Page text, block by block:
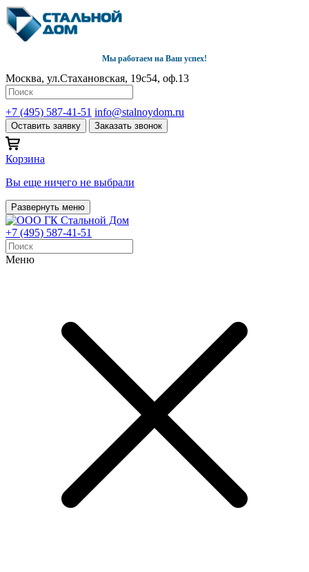
Мы работаем на Ваш успех!
Москва, ул.Стахановская, 19с54, оф.13
+7 (495) 587-41-51 info@stalnoydom.ru
Оставить заявку Заказать звонок
Корзина
Вы еще ничего не выбрали
Развернуть меню
+7 (495) 587-41-51
Меню